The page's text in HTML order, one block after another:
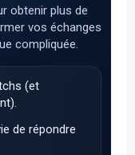
obtenir plus de
vos échanges
compliquée.
(et
de répondre